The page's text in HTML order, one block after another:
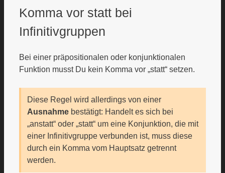
Komma vor statt bei
Infinitivgruppen
Bei einer präpositionalen oder konjunktionalen
Funktion musst Du kein Komma vor „statt“ setzen.
Diese Regel wird allerdings von einer
Ausnahme bestätigt: Handelt es sich bei
„anstatt“ oder „statt“ um eine Konjunktion, die mit
einer Infinitivgruppe verbunden ist, muss diese
durch ein Komma vom Hauptsatz getrennt
werden.